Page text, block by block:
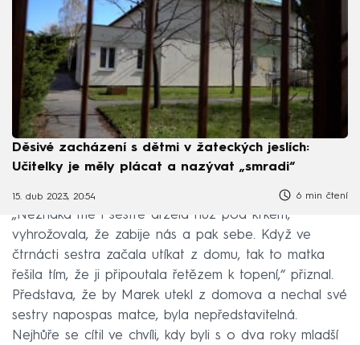
Děsivé zacházení s dětmi v žateckých jeslích:
Učitelky je měly plácat a nazývat „smradi“
15. dub 2023, 20:54 6 min čtení
„Nezřídka mě i sestře držela nůž pod krkem,
vyhrožovala, že zabije nás a pak sebe. Když ve
čtrnácti sestra začala utíkat z domu, tak to matka
řešila tím, že ji připoutala řetězem k topení,“ přiznal.
Představa, že by Marek utekl z domova a nechal své
sestry napospas matce, byla nepředstavitelná.
Nejhůře se cítil ve chvíli, kdy byli s o dva roky mladší